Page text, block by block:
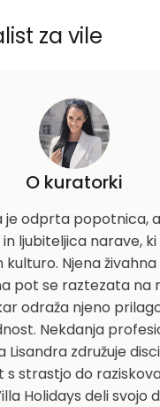
za vile
O kuratorki
je odprta popotnica,
ljubiteljica narave,
kulturo. Njena
pot se raztezata na
odraža njeno
Nekdanja
Lisandra združuje
s strastjo do
Holidays deli svojo